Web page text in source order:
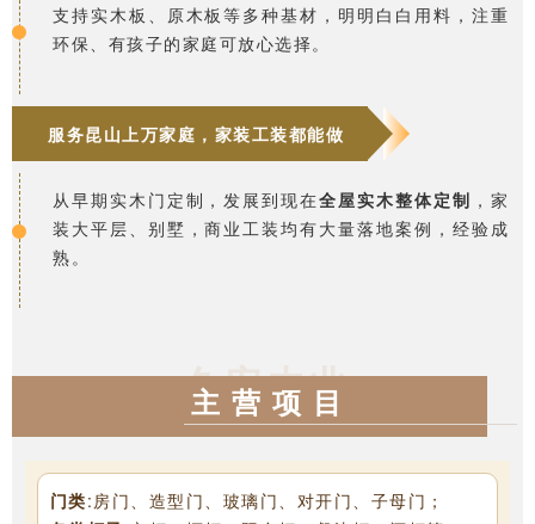
支持实木板、原木板等多种基材，明明白白用料，注重
环保、有孩子的家庭可放心选择。
服务昆山上万家庭，家装工装都能做
从早期实木门定制，发展到现在全屋实木整体定制 ，家
装大平层、别墅，商业工装均有大量落地案例，经验成
熟。
久安木业
主 营 项 目
门类:房门、造型门、玻璃门、对开门、子母门；